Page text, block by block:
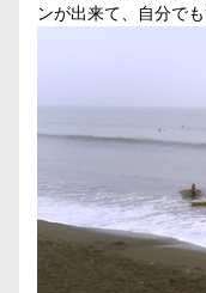
ンが出来て、自分で